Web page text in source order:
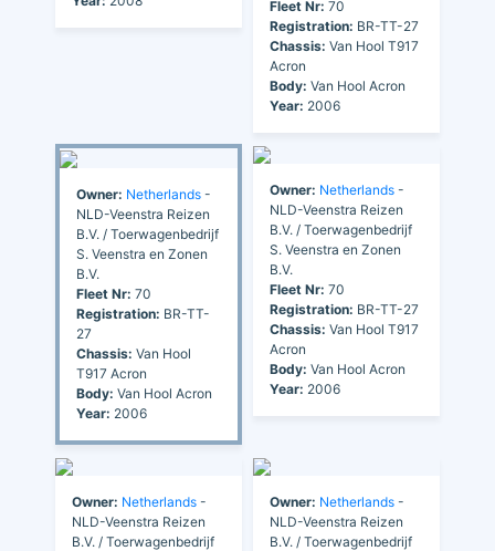
Fleet Nr: 70
Registration: BR-TT-27
Chassis: Van Hool T917
Acron
Body: Van Hool Acron
Year: 2006
Owner: Netherlands -
NLD-Veenstra Reizen
B.V. / Toerwagenbedrijf
S. Veenstra en Zonen
B.V.
Fleet Nr: 70
Registration: BR-TT-
27
Chassis: Van Hool
T917 Acron
Body: Van Hool Acron
Year: 2006
Owner: Netherlands -
NLD-Veenstra Reizen
B.V. / Toerwagenbedrijf
S. Veenstra en Zonen
B.V.
Fleet Nr: 70
Registration: BR-TT-27
Chassis: Van Hool T917
Acron
Body: Van Hool Acron
Year: 2006
Owner: Netherlands -
NLD-Veenstra Reizen
B.V. / Toerwagenbedrijf
Owner: Netherlands -
NLD-Veenstra Reizen
B.V. / Toerwagenbedrijf